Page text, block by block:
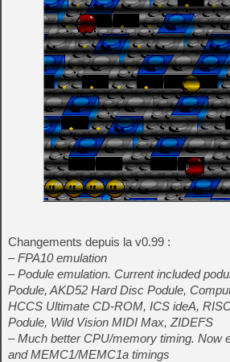
Changements depuis la v0.99 :
– FPA10 emulation
– Podule emulation. Current included
Podule, AKD52 Hard Disc Podule,
HCCS Ultimate CD-ROM, ICS ideA,
Podule, Wild Vision MIDI Max, ZIDEFS
– Much better CPU/memory timing. Now
and MEMC1/MEMC1a timings